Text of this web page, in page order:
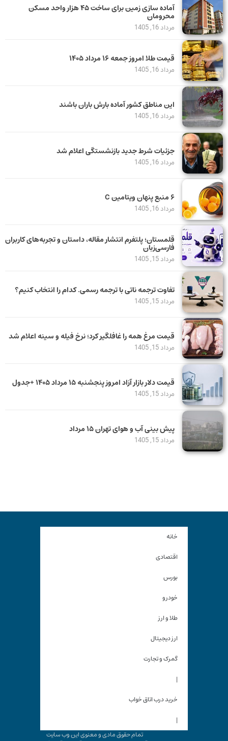
آماده سازی زمین برای ساخت ۴۵ هزار واحد مسکن
محرومان
مرداد 16, 1405
قیمت طلا امروز جمعه ۱۶ مرداد ۱۴۰۵
مرداد 16, 1405
این مناطق کشور آماده بارش باران باشند
مرداد 16, 1405
جزئیات شرط جدید بازنشستگی اعلام شد
مرداد 16, 1405
۶ منبع پنهان ویتامین C
مرداد 16, 1405
قلمستان؛ پلتفرم انتشار مقاله، داستان و تجربه‌های کاربران
فارسی‌زبان
مرداد 15, 1405
تفاوت ترجمه ناتی با ترجمه رسمی. کدام را انتخاب کنیم؟
مرداد 15, 1405
قیمت مرغ همه را غافلگیر کرد؛ نرخ فیله و سینه اعلام شد
مرداد 15, 1405
قیمت دلار بازار آزاد امروز پنجشنبه ۱۵ مرداد ۱۴۰۵ +جدول
مرداد 15, 1405
پیش بینی آب و هوای تهران ۱۵ مرداد
مرداد 15, 1405
خانه
اقتصادی
بورس
خودرو
طلا و ارز
ارز دیجیتال
گمرک و تجارت
|
خرید درب اتاق خواب
|
تمام حقوق مادی و معنوی این وب سایت